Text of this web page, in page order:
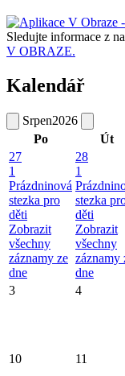
Sledujte informace z
V OBRAZE.
Kalendář
Srpen2026
Po
Út
27
1
Prázdninová
stezka pro
děti
Zobrazit
všechny
záznamy ze
dne
28
1
stezka
děti
Zobrazit
všechny
záznamy
dne
3 4
10 11